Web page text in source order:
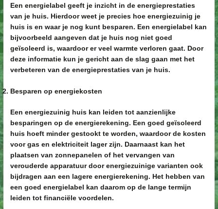
Een energielabel geeft je inzicht in de energieprestaties
van je huis. Hierdoor weet je precies hoe energiezuinig je
huis is en waar je nog kunt besparen. Een energielabel kan
bijvoorbeeld aangeven dat je huis nog niet goed
geïsoleerd is, waardoor er veel warmte verloren gaat. Door
deze informatie kun je gericht aan de slag gaan met het
verbeteren van de energieprestaties van je huis.
Besparen op energiekosten
Een energiezuinig huis kan leiden tot aanzienlijke
besparingen op de energierekening. Een goed geïsoleerd
huis hoeft minder gestookt te worden, waardoor de kosten
voor gas en elektriciteit lager zijn. Daarnaast kan het
plaatsen van zonnepanelen of het vervangen van
verouderde apparatuur door energiezuinige varianten ook
bijdragen aan een lagere energierekening. Het hebben van
een goed energielabel kan daarom op de lange termijn
leiden tot financiële voordelen.